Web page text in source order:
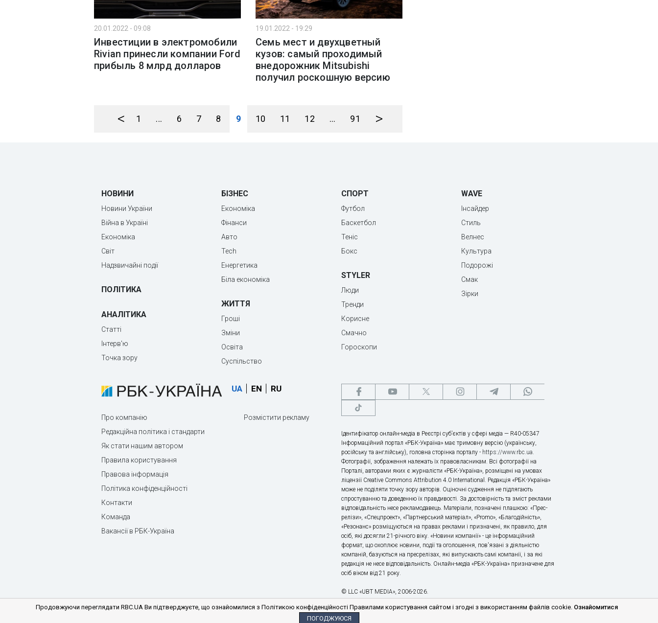
20.01.2022 - 09:08
Инвестиции в электромобили
Rivian принесли компании Ford
прибыль 8 млрд долларов
19.01.2022 - 19:29
Семь мест и двухцветный
кузов: самый проходимый
внедорожник Mitsubishi
получил роскошную версию
< 1 ... 6 7 8 9 10 11 12 ... 91 >
НОВИНИ
Новини України
Війна в Україні
Економіка
Світ
Надзвичайні події
ПОЛІТИКА
АНАЛІТИКА
Статті
Інтерв'ю
Точка зору
БІЗНЕС
Економіка
Фінанси
Авто
Tech
Енергетика
Біла економіка
ЖИТТЯ
Гроші
Зміни
Освіта
Суспільство
СПОРТ
Футбол
Баскетбол
Теніс
Бокс
STYLER
Люди
Тренди
Корисне
Смачно
Гороскопи
WAVE
Інсайдер
Стиль
Велнес
Культура
Подорожі
Смак
Зірки
UA EN RU
Про компанію
Редакційна політика і стандарти
Як стати нашим автором
Правила користування
Правова інформація
Політика конфіденційності
Контакти
Команда
Вакансії в РБК-Україна
Розмістити рекламу
Ідентифікатор онлайн-медіа в Реєстрі суб’єктів у сфері медіа — R40-05347
Інформаційний портал «РБК-Україна» має тримовну версію (українську,
російську та англійську), головна сторінка порталу - https://www.rbc.ua.
Фотографії, зображення належать їх правовласникам. Всі фотографії на
Порталі, авторами яких є журналісти «РБК-Україна», розміщені на умовах
ліцензії Creative Commons Attribution 4.0 International. Редакція «РБК-Україна»
може не поділяти точку зору авторів. Оціночні судження не підлягають
спростуванню та доведенню їх правдивості. За достовірність та зміст реклами
відповідальність несе рекламодавець. Матеріали, позначені плашкою: «Прес-
релізи», «Спецпроект», «Партнерський матеріал», «Promo», «Благодійність»,
«Резонанс» розміщуються на правах реклами і призначені, як правило, для
осіб, які досягли 21-річного віку. «Новини компанії» - це інформаційний
формат, що охоплює новини, події та оголошення, пов'язані з діяльністю
компаній, базуються на пресрелізах, які випускають самі компанії, і за які
редакція не несе відповідальність. Онлайн-медіа «РБК-Україна» призначене для
осіб віком від 21 року.
© LLC «UBT MEDIA», 2006-2026.
Продовжуючи переглядати RBC.UA Ви підтверджуєте, що ознайомилися з Політикою конфіденційності Правилами користування сайтом і згодні з використанням файлів cookie. Ознайомитися
ПОГОДЖУЮСЯ